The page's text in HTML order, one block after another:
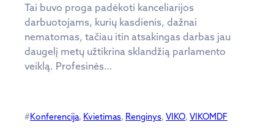
Tai buvo proga padėkoti kanceliarijos
darbuotojams, kurių kasdienis, dažnai
nematomas, tačiau itin atsakingas darbas jau
daugelį metų užtikrina sklandžią parlamento
veiklą. Profesinės…
#Konferencija, Kvietimas, Renginys, VIKO, VIKOMDF